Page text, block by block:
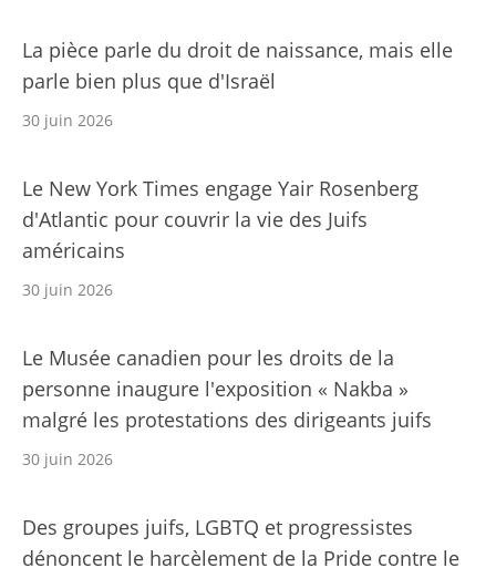
La pièce parle du droit de naissance, mais elle
parle bien plus que d'Israël
30 juin 2026
Le New York Times engage Yair Rosenberg
d'Atlantic pour couvrir la vie des Juifs
américains
30 juin 2026
Le Musée canadien pour les droits de la
personne inaugure l'exposition « Nakba »
malgré les protestations des dirigeants juifs
30 juin 2026
Des groupes juifs, LGBTQ et progressistes
dénoncent le harcèlement de la Pride contre le